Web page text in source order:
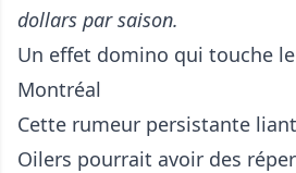
dollars par saison.
Un effet domino qui touche
Montréal
Cette rumeur persistante
Oilers pourrait avoir des